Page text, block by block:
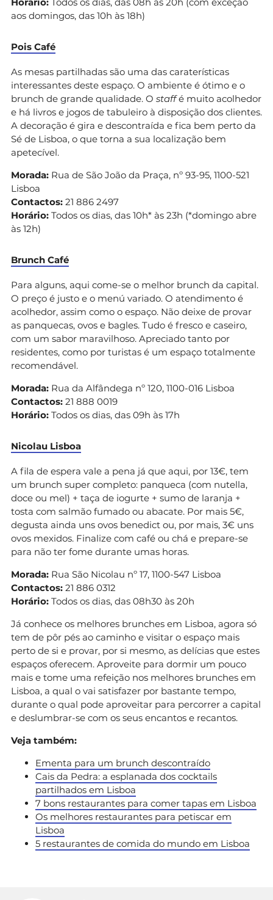
aos domingos, das 10h às 18h)
Pois Café
As mesas partilhadas são uma das caraterísticas
interessantes deste espaço. O ambiente é ótimo e o
brunch de grande qualidade. O staffé muito acolhedor
e há livros e jogos de tabuleiro à disposição dos clientes.
A decoração é gira e descontraída e fica bem perto da
Sé de Lisboa, o que torna a sua localização bem
apetecível.
Morada: Rua de São João da Praça, nº 93-95, 1100-521
Lisboa
Contactos: 21 886 2497
Horário: Todos os dias, das 10h* às 23h (*domingo abre
às 12h)
Brunch Café
Para alguns, aqui come-se o melhor brunch da capital.
O preço é justo e o menú variado. O atendimento é
acolhedor, assim como o espaço. Não deixe de provar
as panquecas, ovos e bagles. Tudo é fresco e caseiro,
com um sabor maravilhoso. Apreciado tanto por
residentes, como por turistas é um espaço totalmente
recomendável.
Morada: Rua da Alfândega nº 120, 1100-016 Lisboa
Contactos: 21 888 0019
Horário: Todos os dias, das 09h às 17h
Nicolau Lisboa
A fila de espera vale a pena já que aqui, por 13€, tem
um brunch super completo: panqueca (com nutella,
doce ou mel) + taça de iogurte + sumo de laranja +
tosta com salmão fumado ou abacate. Por mais 5€,
degusta ainda uns ovos benedict ou, por mais, 3€ uns
ovos mexidos. Finalize com café ou chá e prepare-se
para não ter fome durante umas horas.
Morada: Rua São Nicolau nº 17, 1100-547 Lisboa
Contactos: 21 886 0312
Horário: Todos os dias, das 08h30 às 20h
Já conhece os melhores brunches em Lisboa, agora só
tem de pôr pés ao caminho e visitar o espaço mais
perto de si e provar, por si mesmo, as delícias que estes
espaços oferecem. Aproveite para dormir um pouco
mais e tome uma refeição nos melhores brunches em
Lisboa, a qual o vai satisfazer por bastante tempo,
durante o qual pode aproveitar para percorrer a capital
e deslumbrar-se com os seus encantos e recantos.
Veja também:
Ementa para um brunch descontraído
Cais da Pedra: a esplanada dos cocktails
partilhados em Lisboa
7 bons restaurantes para comer tapas em Lisboa
Os melhores restaurantes para petiscar em
Lisboa
5 restaurantes de comida do mundo em Lisboa